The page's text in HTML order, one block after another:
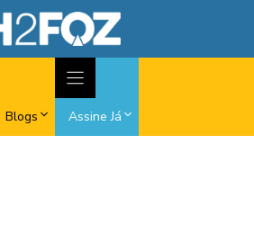
Blogs Assine Já